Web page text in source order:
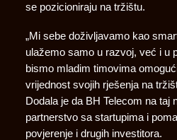
se pozicioniraju na tržištu.
„Mi sebe doživljavamo kao
ulažemo samo u razvoj, već i u
bismo mladim timovima
vrijednost svojih rješenja na
Dodala je da BH Telecom na taj
partnerstvo sa startupima i
povjerenje i drugih investitora.